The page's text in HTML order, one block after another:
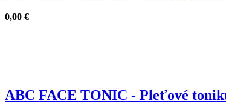
0,00 €
ABC FACE TONIC - Pleťové